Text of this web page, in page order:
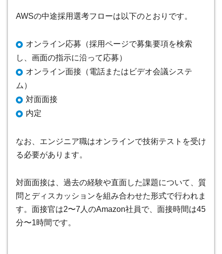
AWSの中途採用選考フローは以下のとおりです。
オンライン応募（採用ページで募集要項を検索
し、画面の指示に沿って応募）
オンライン面接（電話またはビデオ会議システ
ム）
対面面接
内定
なお、エンジニア職はオンラインで技術テストを受け
る必要があります。
対面面接は、過去の経験や直面した課題について、質
問とディスカッションを組み合わせた形式で行われま
す。面接官は2〜7人のAmazon社員で、面接時間は45
分〜1時間です。